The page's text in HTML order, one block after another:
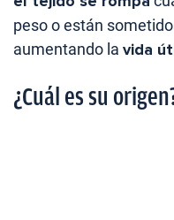
peso o están
aumentando la vida
¿Cuál es su